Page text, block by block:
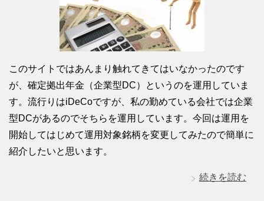
このサイトではあんまり触れてきてはいなかったのです
が、確定拠出年金（企業型DC）というのを運用していま
す。流行りはiDeCoですが、私の勤めている会社では企業
型DCがあるのでそちらを運用しています。今回は運用を
開始してはじめて運用対象銘柄を変更してみたので簡単に
紹介したいと思います。
続きを読む